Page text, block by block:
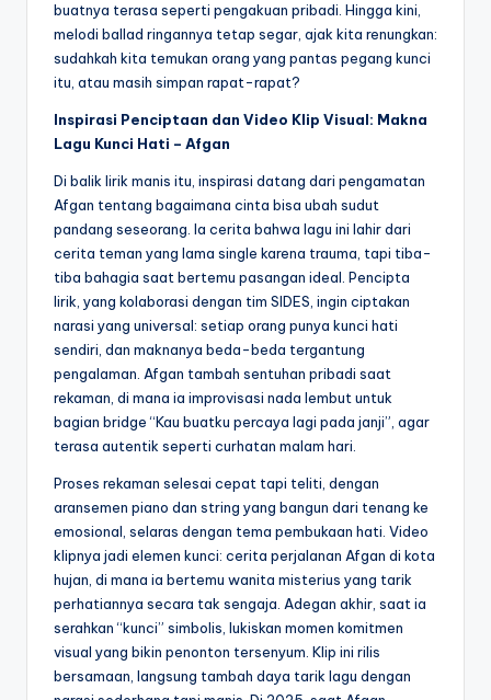
buatnya terasa seperti pengakuan pribadi. Hingga kini,
melodi ballad ringannya tetap segar, ajak kita renungkan:
sudahkah kita temukan orang yang pantas pegang kunci
itu, atau masih simpan rapat-rapat?
Inspirasi Penciptaan dan Video Klip Visual: Makna
Lagu Kunci Hati – Afgan
Di balik lirik manis itu, inspirasi datang dari pengamatan
Afgan tentang bagaimana cinta bisa ubah sudut
pandang seseorang. Ia cerita bahwa lagu ini lahir dari
cerita teman yang lama single karena trauma, tapi tiba-
tiba bahagia saat bertemu pasangan ideal. Pencipta
lirik, yang kolaborasi dengan tim SIDES, ingin ciptakan
narasi yang universal: setiap orang punya kunci hati
sendiri, dan maknanya beda-beda tergantung
pengalaman. Afgan tambah sentuhan pribadi saat
rekaman, di mana ia improvisasi nada lembut untuk
bagian bridge “Kau buatku percaya lagi pada janji”, agar
terasa autentik seperti curhatan malam hari.
Proses rekaman selesai cepat tapi teliti, dengan
aransemen piano dan string yang bangun dari tenang ke
emosional, selaras dengan tema pembukaan hati. Video
klipnya jadi elemen kunci: cerita perjalanan Afgan di kota
hujan, di mana ia bertemu wanita misterius yang tarik
perhatiannya secara tak sengaja. Adegan akhir, saat ia
serahkan “kunci” simbolis, lukiskan momen komitmen
visual yang bikin penonton tersenyum. Klip ini rilis
bersamaan, langsung tambah daya tarik lagu dengan